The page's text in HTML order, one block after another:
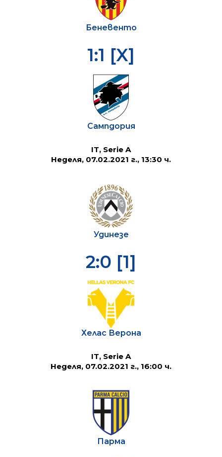
Беневенто
1:1 [X]
Сампдория
IT, Serie A
Неделя, 07.02.2021 г., 13:30 ч.
Удинезе
2:0 [1]
Хелас Верона
IT, Serie A
Неделя, 07.02.2021 г., 16:00 ч.
Парма